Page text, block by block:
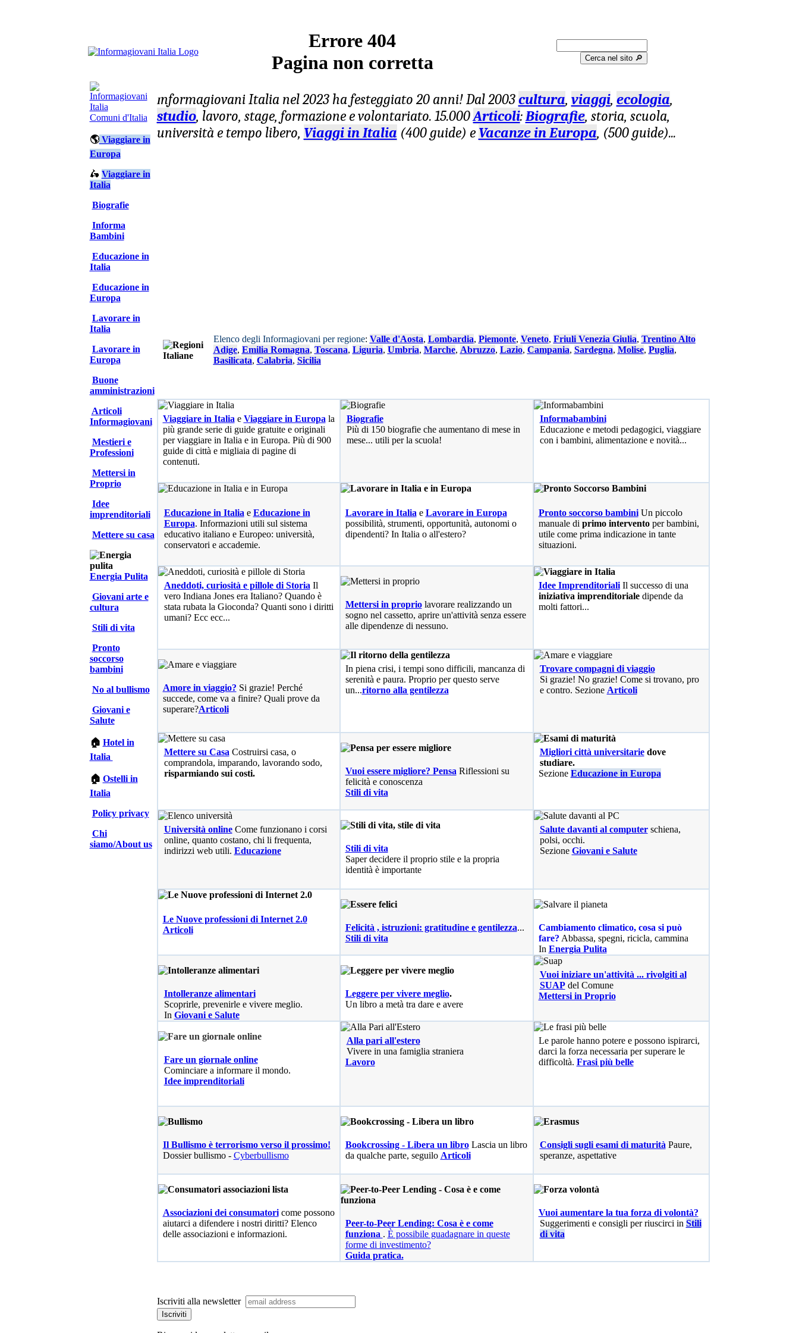
Errore 404
Pagina non corretta
Cerca nel sito 🔎︎
Comuni d'Italia
🌎Viaggiare in
Europa
🛵 Viaggiare in
Italia
Biografie
Informa
Bambini
Educazione in
Italia
Educazione in
Europa
Lavorare in
Italia
Lavorare in
Europa
Buone
amministrazioni
Articoli
Informagiovani
Mestieri e
Professioni
Mettersi in
Proprio
Idee
imprenditoriali
Mettere su casa
Energia Pulita
Giovani arte e
cultura
Stili di vita
Pronto
soccorso
bambini
No al bullismo
Giovani e
Salute
🏠 Hotel in
Italia
🏠 Ostelli in
Italia
Policy privacy
Chi
siamo/About us
InformagiovaniItalia nel 2023 ha festeggiato 20 anni! Dal 2003cultura, viaggi, ecologia,
studio, lavoro, stage, formazione e volontariato. 15.000Articoli:Biografie, storia, scuola,
università e tempo libero, Viaggi in Italia (400 guide) e Vacanze in Europa, (500 guide)...
Elenco degli Informagiovani per regione: Valle d'Aosta, Lombardia, Piemonte, Veneto, Friuli Venezia Giulia, Trentino Alto
Adige, Emilia Romagna, Toscana, Liguria, Umbria, Marche, Abruzzo, Lazio, Campania, Sardegna, Molise, Puglia,
Basilicata, Calabria, Sicilia
Viaggiare in Italia e Viaggiare in Europa la
più grande serie di guide gratuite e originali
per viaggiare in Italia e in Europa. Più di 900
guide di città e migliaia di pagine di
contenuti.
Biografie
Più di 150 biografie che aumentano di mese in
mese... utili per la scuola!
Informabambini
Educazione e metodi pedagogici, viaggiare
con i bambini, alimentazione e novità...
Educazione in Italia e Educazione in
Europa. Informazioni utili sul sistema
educativo italiano e Europeo: università,
conservatori e accademie.
Lavorare in Italia e Lavorare in Europa
possibilità, strumenti, opportunità, autonomi o
dipendenti? In Italia o all'estero?
Pronto soccorso bambiniUn piccolo
manuale di primo interventoper bambini,
utile come prima indicazione in tante
situazioni.
Aneddoti, curiosità e pillole di Storia Il
vero Indiana Jones era Italiano? Quando è
stata rubata la Gioconda? Quanti sono i diritti
umani? Ecc ecc...
Mettersi in propriolavorare realizzando un
sogno nel cassetto, aprire un'attività senza essere
alle dipendenze di nessuno.
Idee ImprenditorialiIl successo di una
iniziativa imprenditorialedipende da
molti fattori...
Amore in viaggio? Si grazie! Perché
succede, come va a finire? Quali prove da
superare?Articoli
In piena crisi, i tempi sono difficili, mancanza di
serenità e paura. Proprio per questo serve
un...ritorno alla gentilezza
Trovare compagni di viaggio
Si grazie! No grazie! Come si trovano, pro
e contro. Sezione Articoli
Mettere su Casa Costruirsi casa, o
comprandola, imparando, lavorando sodo,
risparmiando sui costi.
Vuoi essere migliore? Pensa Riflessioni su
felicità e conoscenza
Stili di vita
Migliori città universitariedove
studiare.
Sezione Educazione in Europa
Università online Come funzionano i corsi
online, quanto costano, chi li frequenta,
indirizzi web utili. Educazione
Stili di vita
Saper decidere il proprio stile e la propria
identità è importante
Salute davanti al computerschiena,
polsi, occhi.
Sezione Giovani e Salute
Le Nuove professioni di Internet 2.0
Articoli
Felicità , istruzioni: gratitudine e gentilezza...
Stili di vita
Cambiamento climatico, cosa si può
fare? Abbassa, spegni, ricicla, cammina
In Energia Pulita
Intolleranze alimentari
Scoprirle, prevenirle e vivere meglio.
In Giovani e Salute
Leggere per vivere meglio.
Un libro a metà tra dare e avere
Vuoi iniziare un'attività ... rivolgiti al
SUAPdel Comune
Mettersi in Proprio
Fare un giornale online
Cominciare a informare il mondo.
Idee imprenditoriali
Alla pari all'estero
Vivere in una famiglia straniera
Lavoro
Le parole hanno potere e possono ispirarci,
darci la forza necessaria per superare le
difficoltà. Frasi più belle
Il Bullismo è terrorismo verso il prossimo!
Dossier bullismo - Cyberbullismo
Bookcrossing - Libera un libroLascia un libro
da qualche parte, seguilo Articoli
Consigli sugli esami di maturità Paure,
speranze, aspettative
Associazioni dei consumatoricome possono
aiutarci a difendere i nostri diritti? Elenco
delle associazioni e informazioni.
Peer-to-Peer Lending: Cosa è e come
funziona . È possibile guadagnare in queste
forme di investimento?
Guida pratica.
Vuoi aumentare la tua forza di volontà?
Suggerimenti e consigli per riuscirci in Stili
di vita
Iscriviti alla newsletter